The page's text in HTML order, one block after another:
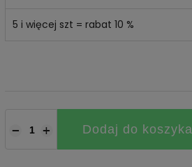
5 i więcej szt = rabat 10 %
+
− Dodaj do koszyka